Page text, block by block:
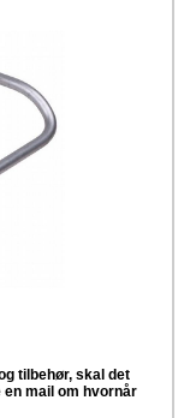
tilbehør, skal det
en mail om hvornår